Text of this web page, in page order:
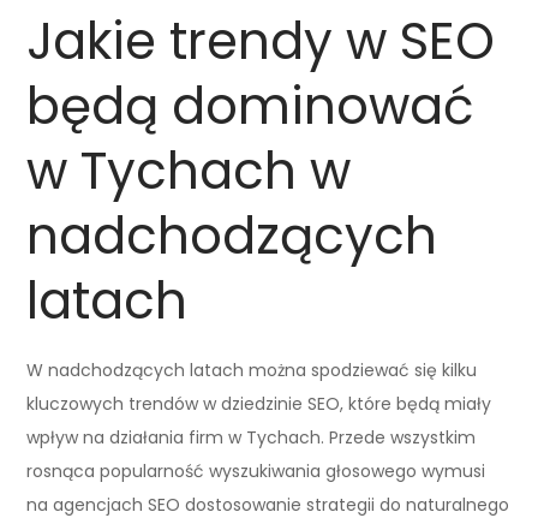
Jakie trendy w SEO
będą dominować
w Tychach w
nadchodzących
latach
W nadchodzących latach można spodziewać się kilku
kluczowych trendów w dziedzinie SEO, które będą miały
wpływ na działania firm w Tychach. Przede wszystkim
rosnąca popularność wyszukiwania głosowego wymusi
na agencjach SEO dostosowanie strategii do naturalnego